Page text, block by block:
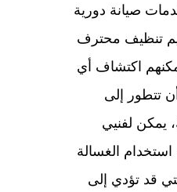
صيانة دورية
تنظيف محترف
اكتشاف أي
تتطور إلى
يمكن لفنيي
استخدام الغسالة
قد تؤدي إلى